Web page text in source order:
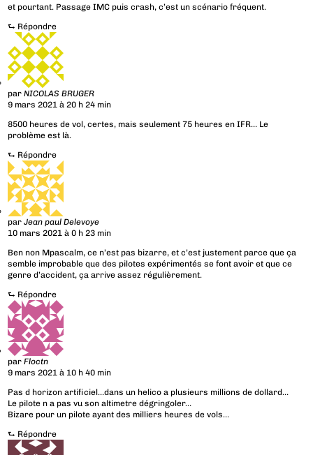
et pourtant. Passage IMC puis crash, c’est un scénario fréquent.
⮑ Répondre
parNICOLAS BRUGER
9 mars 2021 à 20 h 24 min
8500 heures de vol, certes, mais seulement 75 heures en IFR… Le
problème est là.
⮑ Répondre
parJean paul Delevoye
10 mars 2021 à 0 h 23 min
Ben non Mpascalm, ce n’est pas bizarre, et c’est justement parce que ça
semble improbable que des pilotes expérimentés se font avoir et que ce
genre d’accident, ça arrive assez régulièrement.
⮑ Répondre
parFloctn
9 mars 2021 à 10 h 40 min
Pas d horizon artificiel…dans un helico a plusieurs millions de dollard…
Le pilote n a pas vu son altimetre dégringoler…
Bizare pour un pilote ayant des milliers heures de vols…
⮑ Répondre